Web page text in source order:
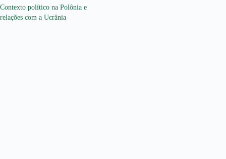
Contexto político na Polônia e
relações com a Ucrânia